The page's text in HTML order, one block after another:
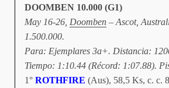
DOOMBEN 10.000 (G1)
May 16-26, Doomben – Ascot,
1.500.000.
Para: Ejemplares 3a+. Distancia:
Tiempo: 1:10.44 (Récord: 1:07.88).
1° ROTHFIRE (Aus), 58,5 Ks, c. c.